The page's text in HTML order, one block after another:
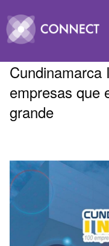
Image
Cundinamarca
empresas que
grande